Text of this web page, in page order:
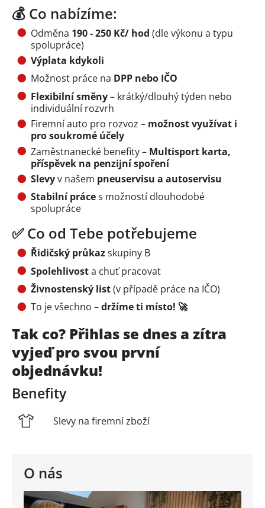
O nás
💰 Co nabízíme:
Odměna 190 - 250 Kč/ hod (dle výkonu a typu
spolupráce)
Výplata kdykoli
Možnost práce na DPP nebo IČO
Flexibilní směny– krátký/dlouhý týden nebo
individuální rozvrh
Firemní auto pro rozvoz – možnost využívat i
pro soukromé účely
Zaměstnanecké benefity – Multisport karta,
příspěvek na penzijní spoření
Slevyv našem pneuservisu a autoservisu
Stabilní práces možností dlouhodobé
spolupráce
✅ Co od Tebe potřebujeme
Řidičský průkazskupiny B
Spolehlivosta chuť pracovat
Živnostenský list(v případě práce na IČO)
To je všechno –držíme ti místo! 🚀
Tak co? Přihlas se dnes a zítra
vyjeď pro svou první
objednávku!
Benefity
Slevy na firemní zboží